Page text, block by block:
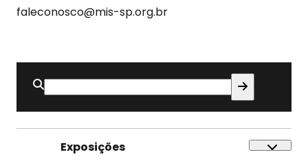
faleconosco@mis-sp.org.br
Buscar
por:
Exposições